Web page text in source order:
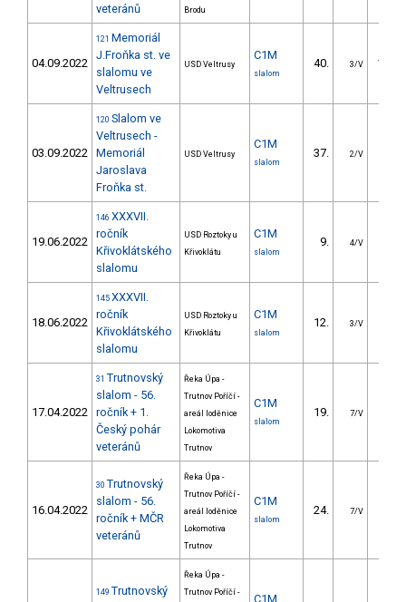
veteránů
Brodu
04.09.2022
121 Memoriál
J.Froňka st. ve
slalomu ve
Veltrusech
USD Veltrusy
C1M
slalom
40. 3/V
03.09.2022
120 Slalom ve
Veltrusech -
Memoriál
Jaroslava
Froňka st.
USD Veltrusy
C1M
slalom
37. 2/V
19.06.2022
146 XXXVII.
ročník
Křivoklátského
slalomu
USD Roztoky u
Křivoklátu
C1M
slalom
9. 4/V
18.06.2022
145 XXXVII.
ročník
Křivoklátského
slalomu
USD Roztoky u
Křivoklátu
C1M
slalom
12. 3/V
17.04.2022
31 Trutnovský
slalom - 56.
ročník + 1.
Český pohár
veteránů
Řeka Úpa -
Trutnov Poříčí -
areál loděnice
Lokomotiva
Trutnov
C1M
slalom
19. 7/V
16.04.2022
30 Trutnovský
slalom - 56.
ročník + MČR
veteránů
Řeka Úpa -
Trutnov Poříčí -
areál loděnice
Lokomotiva
Trutnov
C1M
slalom
24. 7/V
149 Trutnovský
Řeka Úpa -
Trutnov Poříčí -
C1M